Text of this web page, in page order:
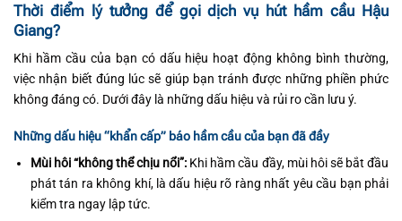
Thời điểm lý tưởng để gọi dịch vụ hút hầm cầu Hậu
Giang?
Khi hầm cầu của bạn có dấu hiệu hoạt động không bình thường,
việc nhận biết đúng lúc sẽ giúp bạn tránh được những phiền phức
không đáng có. Dưới đây là những dấu hiệu và rủi ro cần lưu ý.
Những dấu hiệu “khẩn cấp” báo hầm cầu của bạn đã đầy
Mùi hôi “không thể chịu nổi”: Khi hầm cầu đầy, mùi hôi sẽ bắt đầu
phát tán ra không khí, là dấu hiệu rõ ràng nhất yêu cầu bạn phải
kiểm tra ngay lập tức.